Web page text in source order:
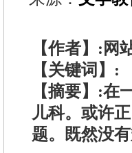
【作者】:网
【关键词】:
【摘要】:在
儿科。或许
题。既然没